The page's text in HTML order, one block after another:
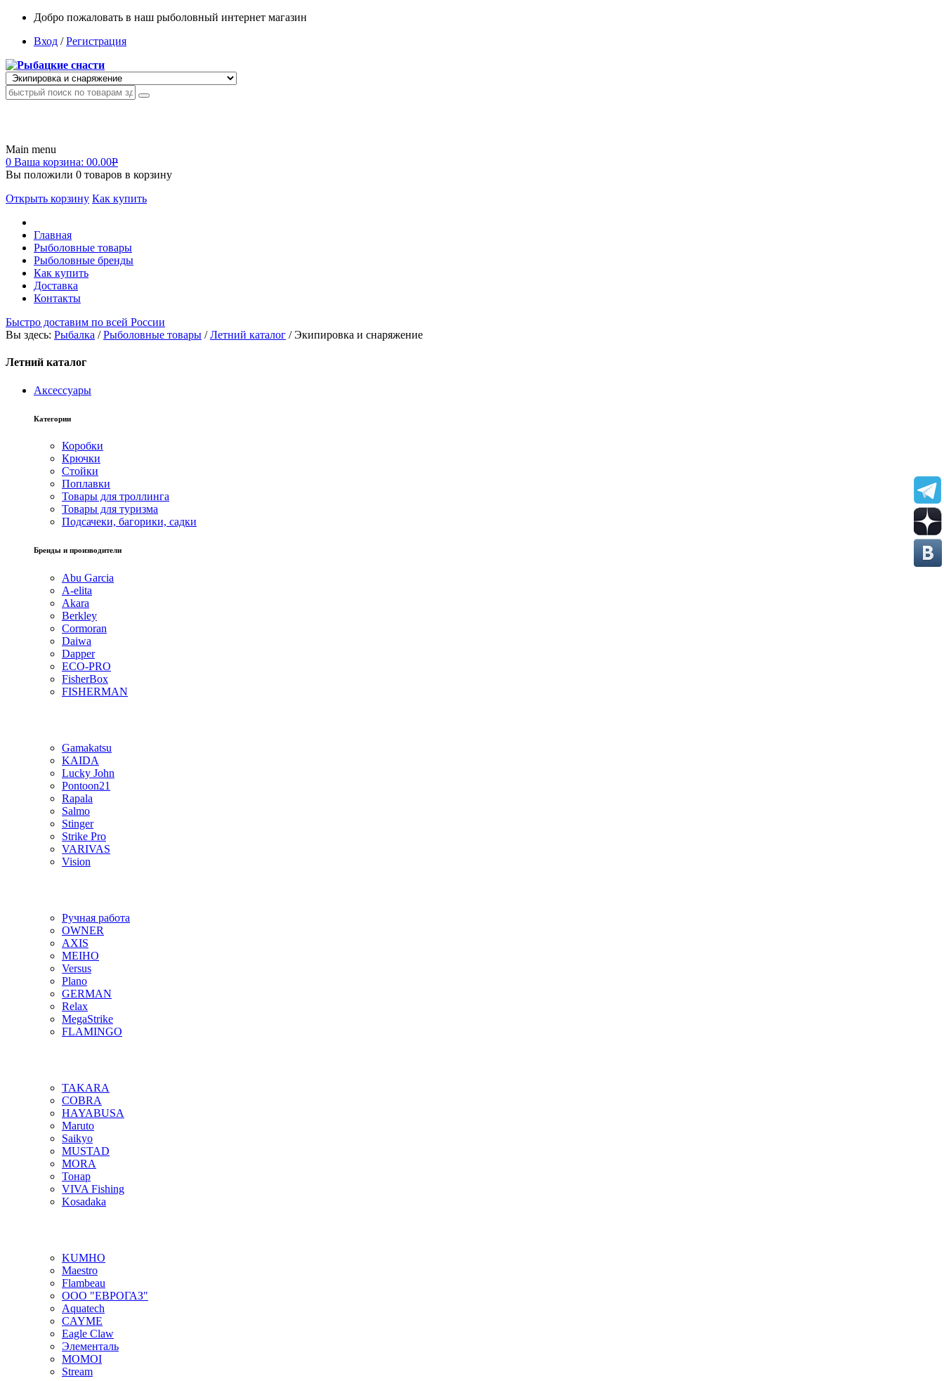
Добро пожаловать в наш рыболовный интернет магазин
Вход /Регистрация
Main menu
0 Ваша корзина: 00.00Р
Вы положили 0 товаров в корзину
Открыть корзину Как купить
Главная
Рыболовные товары
Рыболовные бренды
Как купить
Доставка
Контакты
Быстро доставим по всей России
Вы здесь: Рыбалка /Рыболовные товары /Летний каталог /Экипировка и снаряжение
Летний каталог
Аксессуары
Категории
Коробки
Крючки
Стойки
Поплавки
Товары для троллинга
Товары для туризма
Подсачеки, багорики, садки
Бренды и производители
Abu Garcia
A-elita
Akara
Berkley
Cormoran
Daiwa
Dapper
ECO-PRO
FisherBox
FISHERMAN
Gamakatsu
KAIDA
Lucky John
Pontoon21
Rapala
Salmo
Stinger
Strike Pro
VARIVAS
Vision
Ручная работа
OWNER
AXIS
MEIHO
Versus
Plano
GERMAN
Relax
MegaStrike
FLAMINGO
TAKARA
COBRA
HAYABUSA
Maruto
Saikyo
MUSTAD
MORA
Тонар
VIVA Fishing
Kosadaka
KUMHO
Maestro
Flambeau
ООО "ЕВРОГАЗ"
Aquatech
CAYME
Eagle Claw
Элементаль
MOMOI
Stream